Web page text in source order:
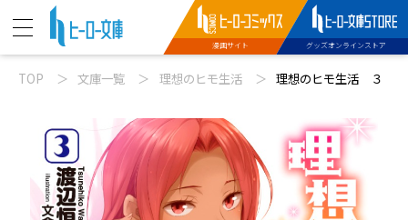
動画
文庫新刊
漫画サイト グッズオンラインストア
TOP 文庫一覧 理想のヒモ生活 理想のヒモ生活 ３